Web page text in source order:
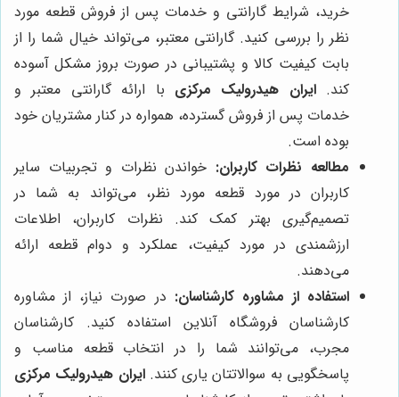
خرید، شرایط گارانتی و خدمات پس از فروش قطعه مورد
نظر را بررسی کنید. گارانتی معتبر، می‌تواند خیال شما را از
بابت کیفیت کالا و پشتیبانی در صورت بروز مشکل آسوده
کند.ایران هیدرولیک مرکزی با ارائه گارانتی معتبر و
خدمات پس از فروش گسترده، همواره در کنار مشتریان خود
بوده است.
مطالعه نظرات کاربران: خواندن نظرات و تجربیات سایر
کاربران در مورد قطعه مورد نظر، می‌تواند به شما در
تصمیم‌گیری بهتر کمک کند. نظرات کاربران، اطلاعات
ارزشمندی در مورد کیفیت، عملکرد و دوام قطعه ارائه
می‌دهند.
استفاده از مشاوره کارشناسان: در صورت نیاز، از مشاوره
کارشناسان فروشگاه آنلاین استفاده کنید. کارشناسان
مجرب، می‌توانند شما را در انتخاب قطعه مناسب و
پاسخگویی به سوالاتتان یاری کنند.ایران هیدرولیک مرکزی